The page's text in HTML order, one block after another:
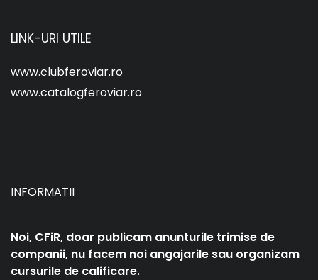
LINK-URI UTILE
www.clubferoviar.ro
www.catalogferoviar.ro
INFORMATII
Noi, CFiR, doar publicam anunturile trimise de
companii, nu facem noi angajarile sau organizam
cursurile de calificare.